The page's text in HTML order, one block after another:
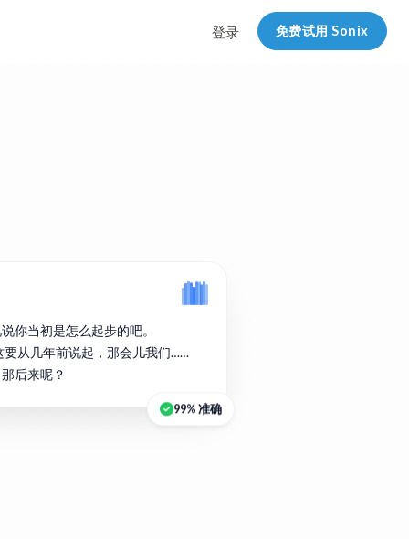
登录 免费试用 Sonix
你当初是怎么起步的吧。
要从几年前说起，那会儿我们……
后来呢？
99% 准确